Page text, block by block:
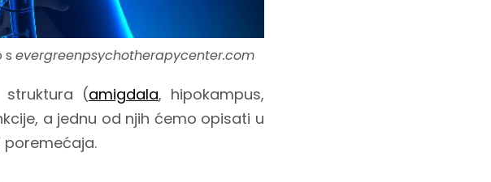
s evergreenpsychotherapycenter.com
struktura (amigdala, hipokampus,
a jednu od njih ćemo opisati u
poremećaja.